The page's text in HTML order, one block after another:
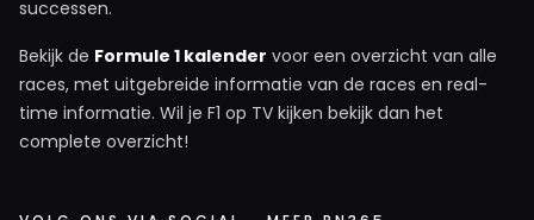
successen.
Bekijk de Formule 1 kalender voor een overzicht van alle
races, met uitgebreide informatie van de races en real-
time informatie. Wil je F1 op TV kijken bekijk dan het
complete overzicht!